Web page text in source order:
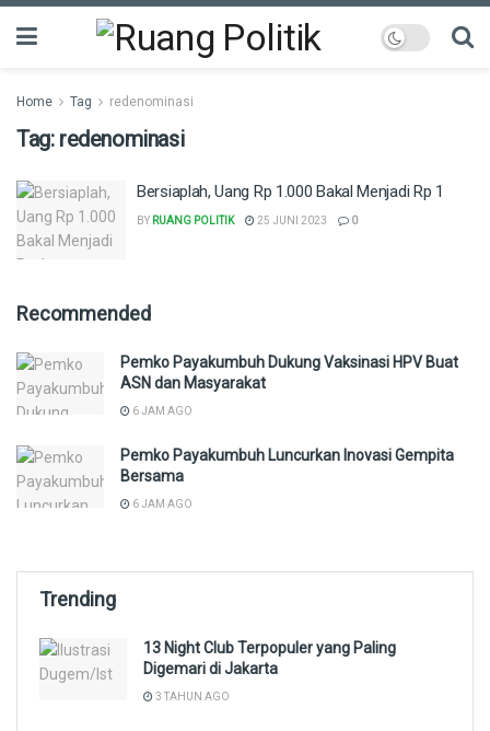
Home Tag redenominasi
Tag: redenominasi
Bersiaplah, Uang Rp 1.000 Bakal Menjadi Rp 1
BY RUANG POLITIK 25 JUNI 2023 0
Recommended
Pemko Payakumbuh Dukung Vaksinasi HPV Buat
ASN dan Masyarakat
6 JAM AGO
Pemko Payakumbuh Luncurkan Inovasi Gempita
Bersama
6 JAM AGO
Trending
13 Night Club Terpopuler yang Paling
Digemari di Jakarta
3 TAHUN AGO